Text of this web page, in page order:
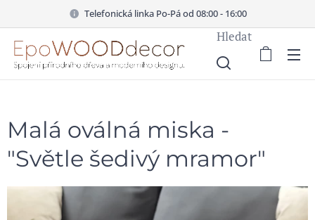
Telefonická linka Po-Pá od 08:00 - 16:00
Hledat
Malá oválná miska -
"Světle šedivý mramor"